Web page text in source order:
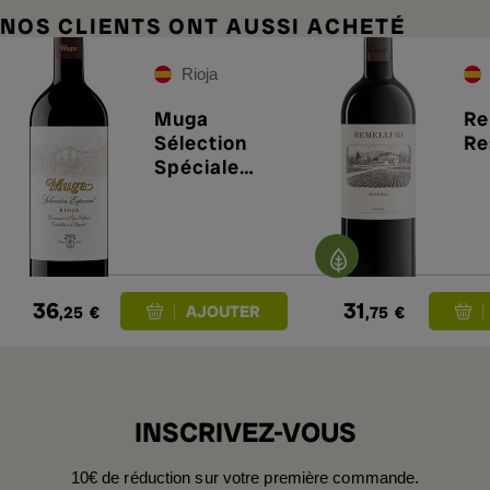
NOS CLIENTS ONT AUSSI ACHETÉ
Rioja
Muga
Sélection
Spéciale
36,25 € 31,75 €
INSCRIVEZ-VOUS
10€ de réduction sur votre première commande.